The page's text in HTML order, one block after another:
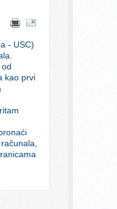
- USC)
kao prvi